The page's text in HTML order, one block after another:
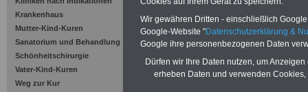
Krankenhaus
Mutter-Kind-Kuren
Sanatorium und Behandlung
Schönheitschirurgie
Vater-Kind-Kuren
Weg zur Kur
Fax: 0 56 21 / 7
www.parkland-
Wir gewähren Dritten - einschließlich
Google-Website "Datenschutzerklärung &
Google ihre personenbezogenen Daten
Dürfen wir Ihre Daten nutzen, um
erheben Daten und verwenden